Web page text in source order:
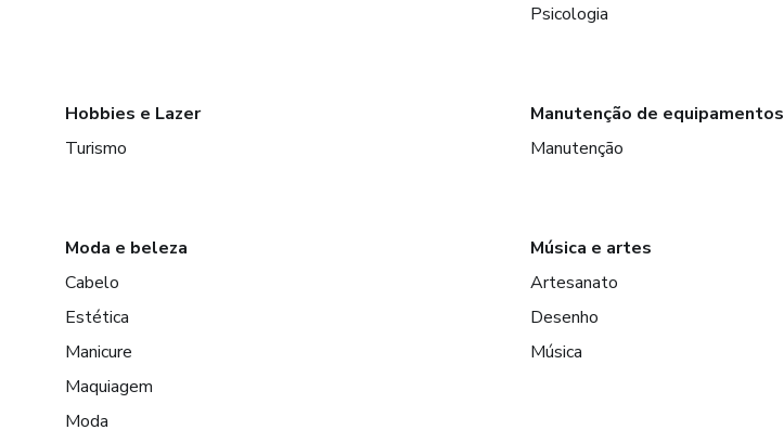
Psicologia
Hobbies e Lazer
Turismo
Manutenção de equipamentos
Manutenção
Moda e beleza
Cabelo
Estética
Manicure
Maquiagem
Moda
Música e artes
Artesanato
Desenho
Música